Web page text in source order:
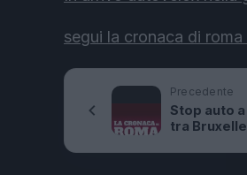
segui la cronaca di roma
Precedente
Stop auto
tra